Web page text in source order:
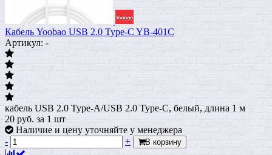
Кабель Yoobao USB 2.0 Type-C YB-401C
Артикул: -
кабель USB 2.0 Type-A/USB 2.0 Type-C, белый, длина 1 м
20 руб. за 1 шт
Наличие и цену уточняйте у менеджера
-
+ В корзину